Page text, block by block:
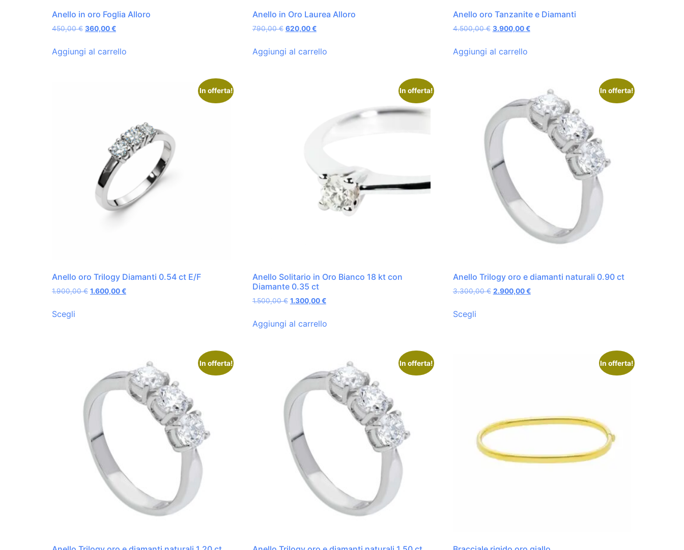
Anello in oro Foglia Alloro
450,00€ 360,00€
Aggiungi al carrello
Anello in Oro Laurea Alloro
790,00€ 620,00€
Aggiungi al carrello
Anello oro Tanzanite e Diamanti
4.500,00€ 3.900,00€
Aggiungi al carrello
In offerta!
Anello oro Trilogy Diamanti 0.54 ct E/F
1.900,00€ 1.600,00€
Scegli
In offerta!
Anello Solitario in Oro Bianco 18 kt con
Diamante 0.35 ct
1.500,00€ 1.300,00€
Aggiungi al carrello
In offerta!
Anello Trilogy oro e diamanti naturali 0.90 ct
3.300,00€ 2.900,00€
Scegli
In offerta! In offerta! In offerta!